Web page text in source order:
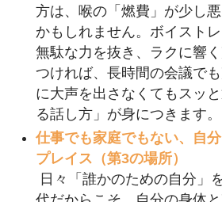
方は、喉の「燃費」が少し
かもしれません。ボイスト
無駄な力を抜き、ラクに響
つければ、長時間の会議で
に大声を出さなくてもスッ
る話し方」が身につきます。
仕事でも家庭でもない、自
プレイス（第3の場所）
日々「誰かのための自分」